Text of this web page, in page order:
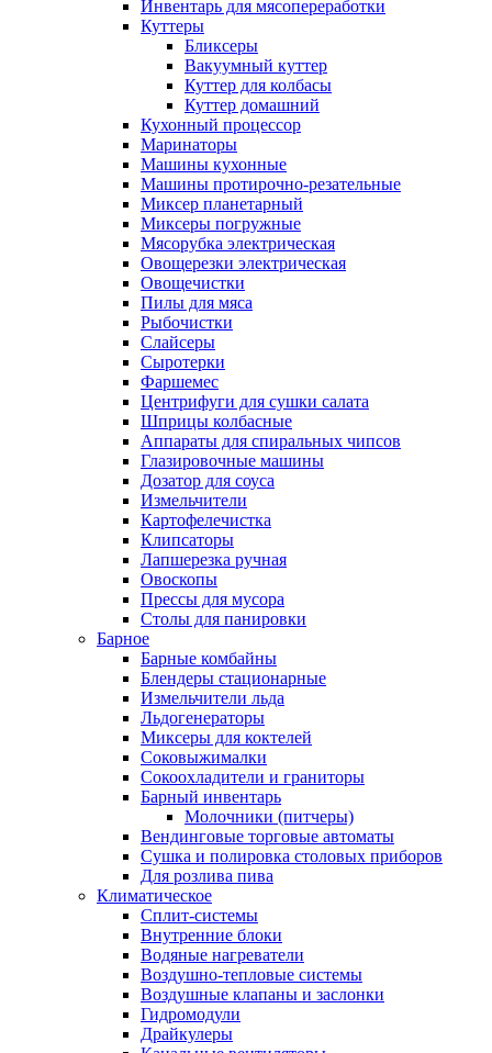
Инвентарь для мясопереработки
Куттеры
Бликсеры
Вакуумный куттер
Куттер для колбасы
Куттер домашний
Кухонный процессор
Маринаторы
Машины кухонные
Машины протирочно-резательные
Миксер планетарный
Миксеры погружные
Мясорубка электрическая
Овощерезки электрическая
Овощечистки
Пилы для мяса
Рыбочистки
Слайсеры
Сыротерки
Фаршемес
Центрифуги для сушки салата
Шприцы колбасные
Аппараты для спиральных чипсов
Глазировочные машины
Дозатор для соуса
Измельчители
Картофелечистка
Клипсаторы
Лапшерезка ручная
Овоскопы
Прессы для мусора
Столы для панировки
Барное
Барные комбайны
Блендеры стационарные
Измельчители льда
Льдогенераторы
Миксеры для коктелей
Соковыжималки
Сокоохладители и граниторы
Барный инвентарь
Молочники (питчеры)
Вендинговые торговые автоматы
Сушка и полировка столовых приборов
Для розлива пива
Климатическое
Сплит-системы
Внутренние блоки
Водяные нагреватели
Воздушно-тепловые системы
Воздушные клапаны и заслонки
Гидромодули
Драйкулеры